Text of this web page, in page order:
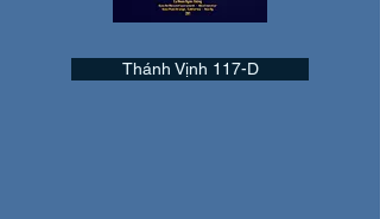
Thánh Vịnh 117-D